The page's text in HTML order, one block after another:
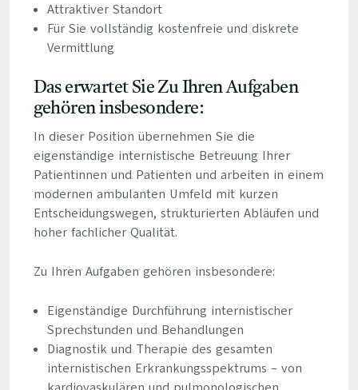
Attraktiver Standort
Für Sie vollständig kostenfreie und diskrete
Vermittlung
Das erwartet Sie Zu Ihren Aufgaben
gehören insbesondere:
In dieser Position übernehmen Sie die
eigenständige internistische Betreuung Ihrer
Patientinnen und Patienten und arbeiten in einem
modernen ambulanten Umfeld mit kurzen
Entscheidungswegen, strukturierten Abläufen und
hoher fachlicher Qualität.
Zu Ihren Aufgaben gehören insbesondere:
Eigenständige Durchführung internistischer
Sprechstunden und Behandlungen
Diagnostik und Therapie des gesamten
internistischen Erkrankungsspektrums – von